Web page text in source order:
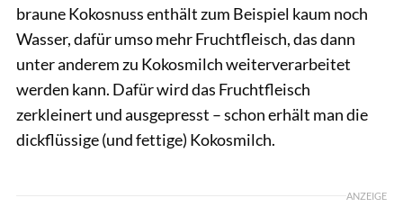
braune Kokosnuss enthält zum Beispiel kaum noch
Wasser, dafür umso mehr Fruchtfleisch, das dann
unter anderem zu Kokosmilch weiterverarbeitet
werden kann. Dafür wird das Fruchtfleisch
zerkleinert und ausgepresst – schon erhält man die
dickflüssige (und fettige) Kokosmilch.
ANZEIGE